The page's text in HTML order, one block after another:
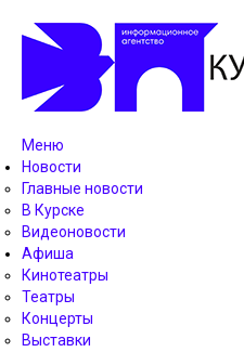
Меню
Новости
Главные новости
В Курске
Видеоновости
Афиша
Кинотеатры
Театры
Концерты
Выставки